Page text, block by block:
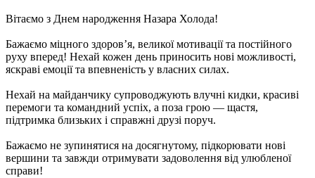
Вітаємо з Днем народження Назара Холода!
Бажаємо міцного здоров’я, великої мотивації та постійного
руху вперед! Нехай кожен день приносить нові можливості,
яскраві емоції та впевненість у власних силах.
Нехай на майданчику супроводжують влучні кидки, красиві
перемоги та командний успіх, а поза грою — щастя,
підтримка близьких і справжні друзі поруч.
Бажаємо не зупинятися на досягнутому, підкорювати нові
вершини та завжди отримувати задоволення від улюбленої
справи!